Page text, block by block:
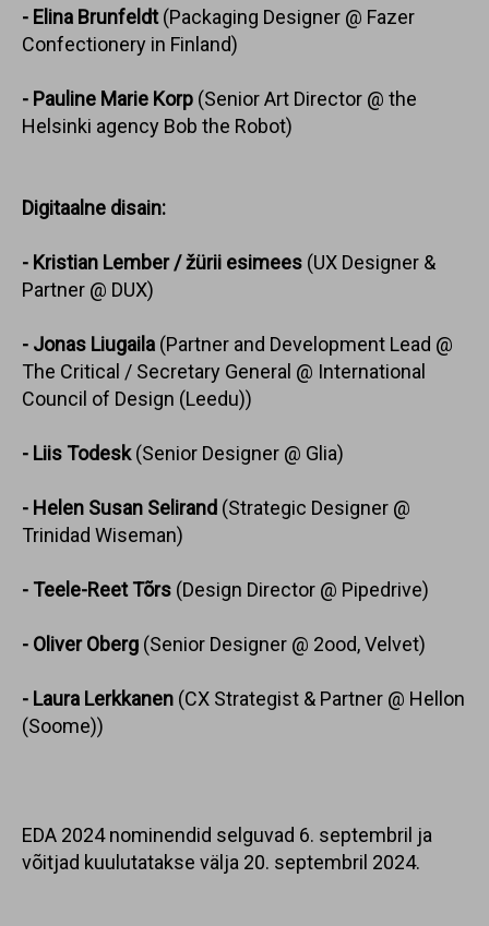
- Elina Brunfeldt(Packaging Designer @ Fazer
Confectionery in Finland)
- Pauline Marie Korp (Senior Art Director @ the
Helsinki agency Bob the Robot)
Digitaalne disain:
- Kristian Lember / žürii esimees (UX Designer &
Partner @ DUX)
- Jonas Liugaila (Partner and Development Lead @
The Critical / Secretary General @ International
Council of Design (Leedu))
- Liis Todesk(Senior Designer @ Glia)
- Helen Susan Selirand (Strategic Designer @
Trinidad Wiseman)
- Teele-Reet Tõrs (Design Director @ Pipedrive)
- Oliver Oberg (Senior Designer @ 2ood, Velvet)
- Laura Lerkkanen (CX Strategist & Partner @ Hellon
(Soome))
EDA 2024 nominendid selguvad 6. septembril ja
võitjad kuulutatakse välja 20. septembril 2024.